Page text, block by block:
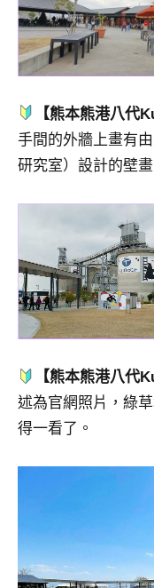
【熊本熊港八代
手間的外牆上畫有
研究室）設計的壁
【熊本熊港八代
述為官網照片，綠
得一看了。